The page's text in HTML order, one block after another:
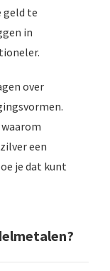
geld te
in
over
een
je dat kunt